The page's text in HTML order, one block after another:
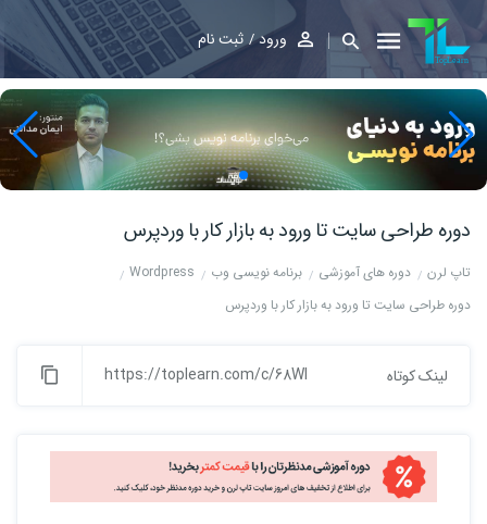
ورود ثبت نام
دوره طراحی سایت تا ورود به بازار کار با وردپرس
تاپ لرن دوره های آموزشی برنامه نویسی وب
Wordpress
دوره طراحی سایت تا ورود به بازار کار با وردپرس
لینک کوتاه https://toplearn.com/c/68Wl